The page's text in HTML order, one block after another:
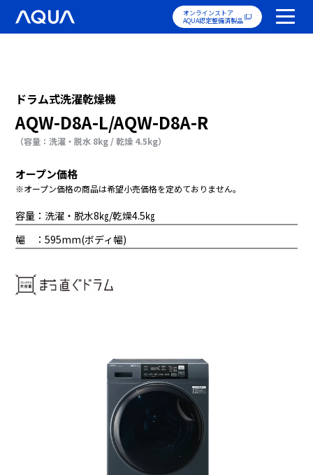
オンラインストア
AQUA認定整備済製品
ドラム式洗濯乾燥機
AQW-D8A-L/AQW-D8A-R
（容量：洗濯・脱水 8kg / 乾燥 4.5kg）
オープン価格
※オープン価格の商品は希望小売価格を定めておりません。
容量：洗濯・脱水8㎏/乾燥4.5㎏
幅 ：595mm(ボディ幅)